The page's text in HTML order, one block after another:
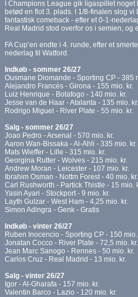
I Champions League gik ligaspillet
betød en flot 3. plads. I 1/8-finalen slog
fantastisk comeback - efter et 0-1-
Real Madrid stod overfor os i semien, og
FA Cup’en endte i 4. runde, efter et
nederlag til Watford.
Indkøb - sommer 26/27
Ousmane Diomande - Sporting CP - 385
Alejandro Francés - Girona - 155 mio. kr.
Luiz Henrique - Botafogo - 140 mio. kr.
Jesse van de Haar - Atalanta - 135 mio. kr.
Rodrigo Miguel - River Plate - 55 mio. kr.
Salg - sommer 26/27
Joao Pedro - Arsenal - 570 mio. kr.
Aaron Wan-Bissaka - Al-Ahli - 335 mio. kr.
Mats Wieffer - Lille - 315 mio. kr.
Georgina Rutter - Wolves - 215 mio. kr.
Andrew Moran - Leicester - 107 mio. kr.
Ibrahim Osman - Nottm Forest - 40 mio. kr.
Carl Rushworth - Partick Thistle - 15 mio.
Yasin Ayari - Stockport - 9 mio. kr.
Layth Gulzar - West Ham - 4,25 mio. kr.
Simon Adingra - Genk - Gratis
Indkøb - vinter 26/27
Ruben Inocencio - Sporting CP - 150 mio.
Jonatan Cocco - River Plate - 72,5 mio. kr.
Jean Marc Sanogo - Rennes - 50 mio. kr.
Carlos Cruz - Real Madrid - 13 mio. kr.
Salg - vinter 26/27
Igor - Al-Gharafa - 157 mio. kr.
Valentin Barco - Lazio - 120 mio. kr.